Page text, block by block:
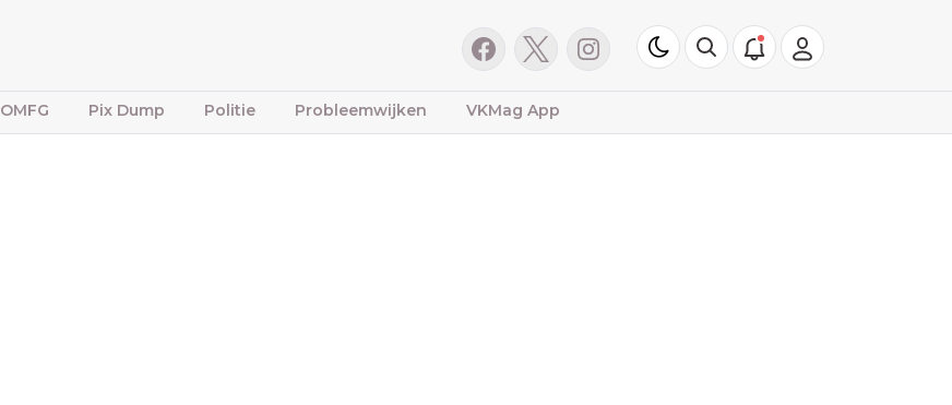
OMFG Pix Dump Politie Probleemwijken VKMag App